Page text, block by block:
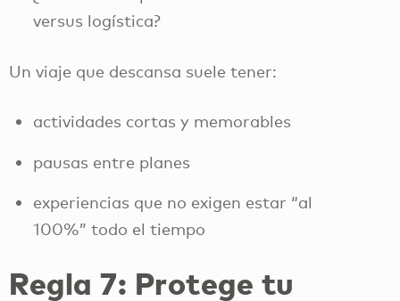
versus logística?
Un viaje que descansa suele tener:
actividades cortas y memorables
pausas entre planes
experiencias que no exigen estar “al
100%” todo el tiempo
Regla 7: Protege tu